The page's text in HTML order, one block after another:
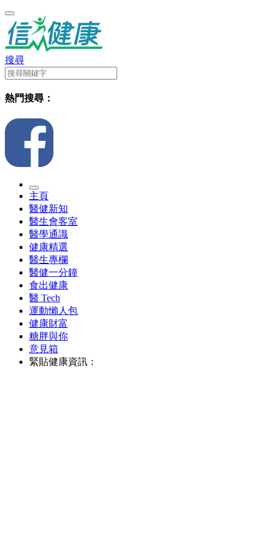
搜尋
熱門搜尋：
主頁
醫健新知
醫生會客室
醫學通識
健康精選
醫生專欄
醫健一分鐘
食出健康
醫 Tech
運動懶人包
健康財富
糖胖與你
意見箱
緊貼健康資訊：